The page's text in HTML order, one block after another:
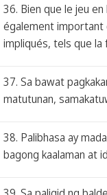
36. Bien que le jeu
également
impliqués, tels que
37. Sa bawat
matutunan,
38. Palibhasa ay
bagong kaalaman at